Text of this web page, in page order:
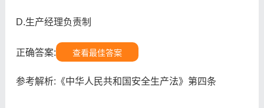
D.生产经理负责制
正确答案: 查看最佳答案
参考解析:《中华人民共和国安全生产法》第四条